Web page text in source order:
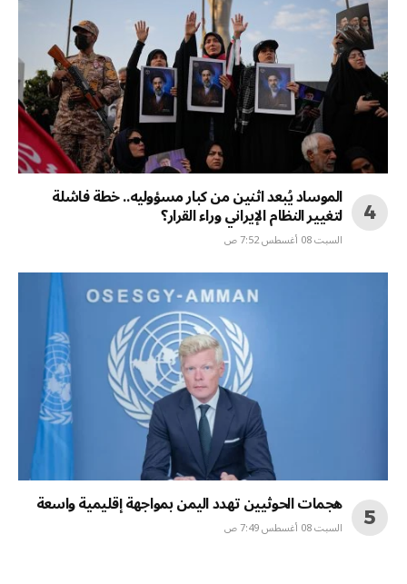
الموساد يُبعد اثنين من كبار مسؤوليه.. خطة فاشلة
لتغيير النظام الإيراني وراء القرار؟
السبت 08 أغسطس 7:52 ص
هجمات الحوثيين تهدد اليمن بمواجهة إقليمية واسعة
السبت 08 أغسطس 7:49 ص